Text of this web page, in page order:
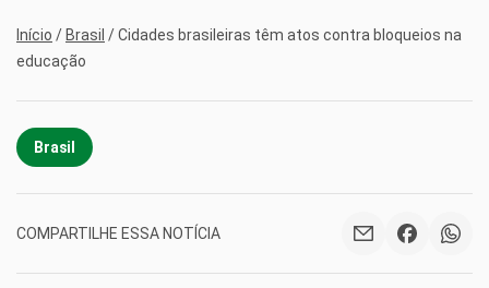
Início / Brasil /Cidades brasileiras têm atos contra bloqueios na
educação
Brasil
COMPARTILHE ESSA NOTÍCIA